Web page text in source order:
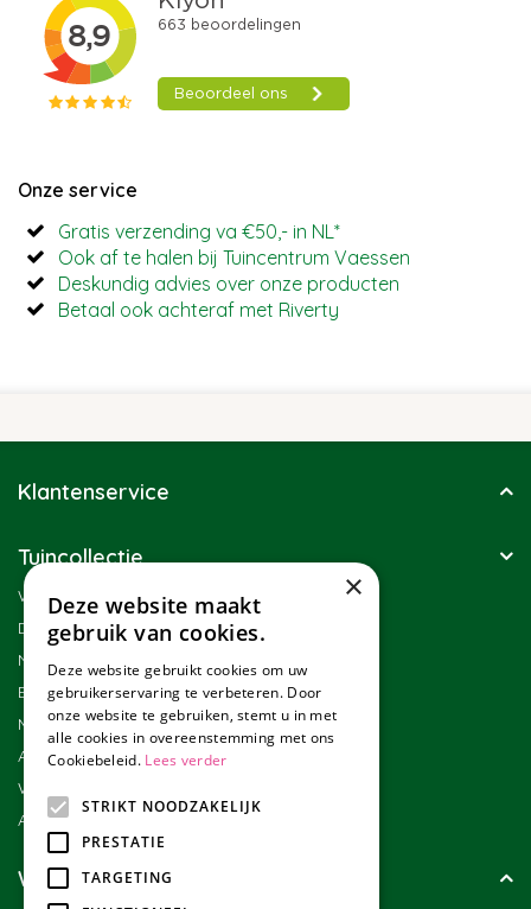
Onze service
Gratis verzending va €50,- in NL*
Ook af te halen bij Tuincentrum Vaessen
Deskundig advies over onze producten
Betaal ook achteraf met Riverty
Klantenservice
Tuincollectie
Winkel
Duurzaamheid
Nieuwsbrief
Blog
Merken
Assortiment
Werken bij Tuincollectie
Affiliate marketing
Wie zijn wij?
×
Deze website maakt
gebruik van cookies.
Deze website gebruikt cookies om uw
gebruikerservaring te verbeteren. Door
onze website te gebruiken, stemt u in met
alle cookies in overeenstemming met ons
Cookiebeleid. Lees verder
STRIKT NOODZAKELIJK
PRESTATIE
TARGETING